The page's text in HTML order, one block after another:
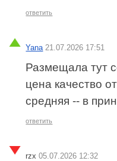
ответить
Yana 21.07.2026 17:51
Размещала тут
цена качество
средняя -- в
ответить
rzx 05.07.2026 12:32